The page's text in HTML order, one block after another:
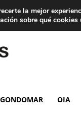
GONDOMAR OIA
la mejor
sobre qué